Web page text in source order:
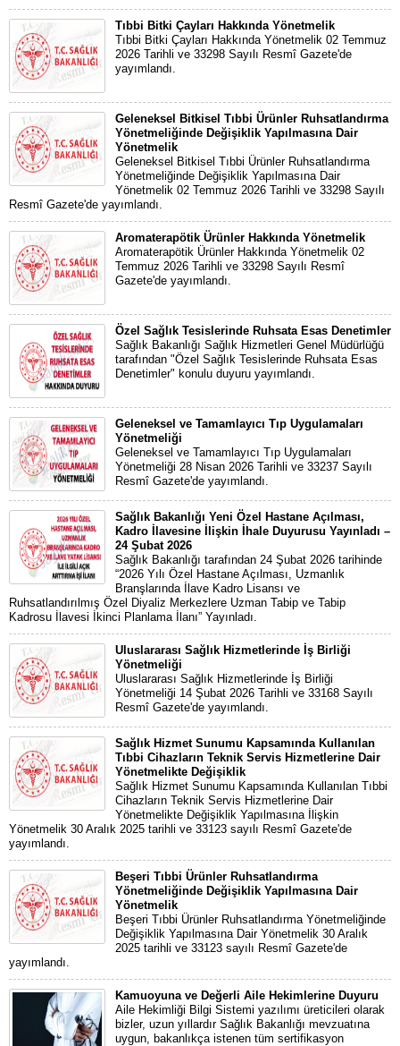
Tıbbi Bitki Çayları Hakkında Yönetmelik
Tıbbi Bitki Çayları Hakkında Yönetmelik 02 Temmuz
2026 Tarihli ve 33298 Sayılı Resmî Gazete'de
yayımlandı.
Geleneksel Bitkisel Tıbbi Ürünler Ruhsatlandırma
Yönetmeliğinde Değişiklik Yapılmasına Dair
Yönetmelik
Geleneksel Bitkisel Tıbbi Ürünler Ruhsatlandırma
Yönetmeliğinde Değişiklik Yapılmasına Dair
Yönetmelik 02 Temmuz 2026 Tarihli ve 33298 Sayılı
Resmî Gazete'de yayımlandı.
Aromaterapötik Ürünler Hakkında Yönetmelik
Aromaterapötik Ürünler Hakkında Yönetmelik 02
Temmuz 2026 Tarihli ve 33298 Sayılı Resmî
Gazete'de yayımlandı.
Özel Sağlık Tesislerinde Ruhsata Esas Denetimler
Sağlık Bakanlığı Sağlık Hizmetleri Genel Müdürlüğü
tarafından "Özel Sağlık Tesislerinde Ruhsata Esas
Denetimler" konulu duyuru yayımlandı.
Geleneksel ve Tamamlayıcı Tıp Uygulamaları
Yönetmeliği
Geleneksel ve Tamamlayıcı Tıp Uygulamaları
Yönetmeliği 28 Nisan 2026 Tarihli ve 33237 Sayılı
Resmî Gazete'de yayımlandı.
Sağlık Bakanlığı Yeni Özel Hastane Açılması,
Kadro İlavesine İlişkin İhale Duyurusu Yayınladı –
24 Şubat 2026
Sağlık Bakanlığı tarafından 24 Şubat 2026 tarihinde
“2026 Yılı Özel Hastane Açılması, Uzmanlık
Branşlarında İlave Kadro Lisansı ve
Ruhsatlandırılmış Özel Diyaliz Merkezlere Uzman Tabip ve Tabip
Kadrosu İlavesi İkinci Planlama İlanı” Yayınladı.
Uluslararası Sağlık Hizmetlerinde İş Birliği
Yönetmeliği
Uluslararası Sağlık Hizmetlerinde İş Birliği
Yönetmeliği 14 Şubat 2026 Tarihli ve 33168 Sayılı
Resmî Gazete'de yayımlandı.
Sağlık Hizmet Sunumu Kapsamında Kullanılan
Tıbbi Cihazların Teknik Servis Hizmetlerine Dair
Yönetmelikte Değişiklik
Sağlık Hizmet Sunumu Kapsamında Kullanılan Tıbbi
Cihazların Teknik Servis Hizmetlerine Dair
Yönetmelikte Değişiklik Yapılmasına İlişkin
Yönetmelik 30 Aralık 2025 tarihli ve 33123 sayılı Resmî Gazete'de
yayımlandı.
Beşeri Tıbbi Ürünler Ruhsatlandırma
Yönetmeliğinde Değişiklik Yapılmasına Dair
Yönetmelik
Beşeri Tıbbi Ürünler Ruhsatlandırma Yönetmeliğinde
Değişiklik Yapılmasına Dair Yönetmelik 30 Aralık
2025 tarihli ve 33123 sayılı Resmî Gazete'de
yayımlandı.
Kamuoyuna ve Değerli Aile Hekimlerine Duyuru
Aile Hekimliği Bilgi Sistemi yazılımı üreticileri olarak
bizler, uzun yıllardır Sağlık Bakanlığı mevzuatına
uygun, bakanlıkça istenen tüm sertifikasyon